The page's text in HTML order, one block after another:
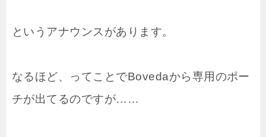
というアナウンスがあります。
なるほど、ってことでBovedaから専用のポー
チが出てるのですが……